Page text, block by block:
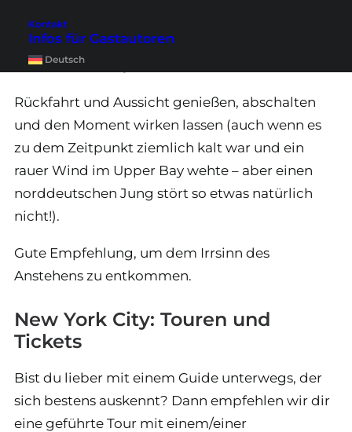
Kontakt
Infos für Gastautoren
Deutsch
Die Staten Island Ferry
einzusteigen. Halb so
schlimm, kostet ja nicht die Welt! 😉
Rückfahrt und Aussicht genießen, abschalten
und den Moment wirken lassen (auch wenn es
zu dem Zeitpunkt ziemlich kalt war und ein
rauer Wind im Upper Bay wehte – aber einen
norddeutschen Jung stört so etwas natürlich
nicht!).
Gute Empfehlung, um dem Irrsinn des
Anstehens zu entkommen.
New York City: Touren und
Tickets
Bist du lieber mit einem Guide unterwegs, der
sich bestens auskennt? Dann empfehlen wir dir
eine geführte Tour mit einem/einer